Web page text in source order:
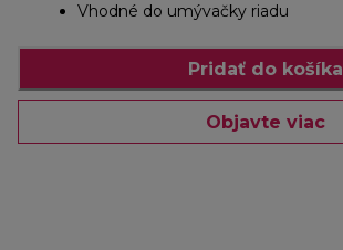
Vhodné do umývačky riadu
Pridať do košíka
Objavte viac